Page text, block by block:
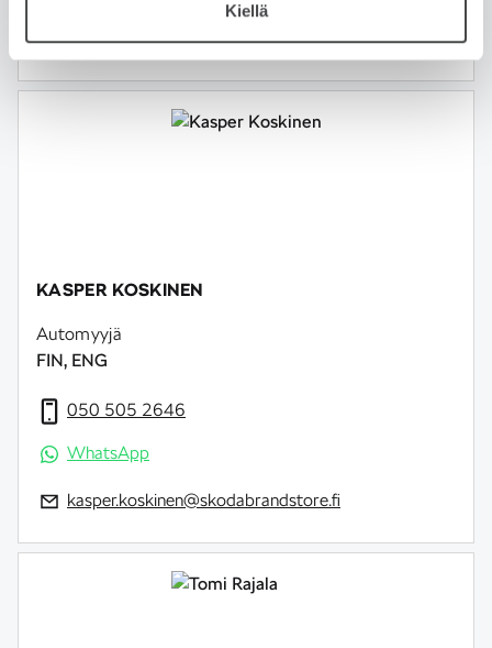
Kiellä
miiro.hamalainen@skodabrandstore.fi
KASPER KOSKINEN
Automyyjä
FIN, ENG
050 505 2646
WhatsApp
kasper.koskinen@skodabrandstore.fi